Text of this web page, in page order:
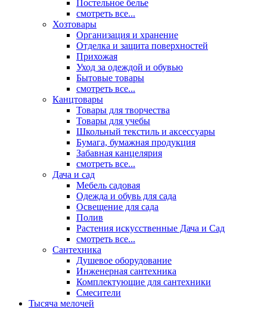
Постельное белье
смотреть все...
Хозтовары
Организация и хранение
Отделка и защита поверхностей
Прихожая
Уход за одеждой и обувью
Бытовые товары
смотреть все...
Канцтовары
Товары для творчества
Товары для учебы
Школьный текстиль и аксессуары
Бумага, бумажная продукция
Забавная канцелярия
смотреть все...
Дача и сад
Мебель садовая
Одежда и обувь для сада
Освещение для сада
Полив
Растения искусственные Дача и Сад
смотреть все...
Сантехника
Душевое оборудование
Инженерная сантехника
Комплектующие для сантехники
Смесители
Тысяча мелочей